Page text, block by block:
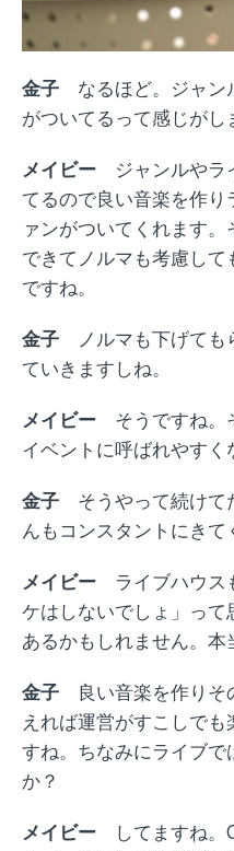
金子 なるほど。ジャン
がついてるって感じがし
メイビー ジャンルやラ
てるので良い音楽を作
ァンがついてくれます
できてノルマも考慮し
ですね。
金子 ノルマも下げても
ていきますしね。
メイビー そうですね。
イベントに呼ばれやすく
金子 そうやって続けて
んもコンスタントにきて
メイビー ライブハウス
ケはしないでしょ」って
あるかもしれません。本
金子 良い音楽を作りそ
えれば運営がすこしで
すね。ちなみにライブ
か？
メイビー してますね。